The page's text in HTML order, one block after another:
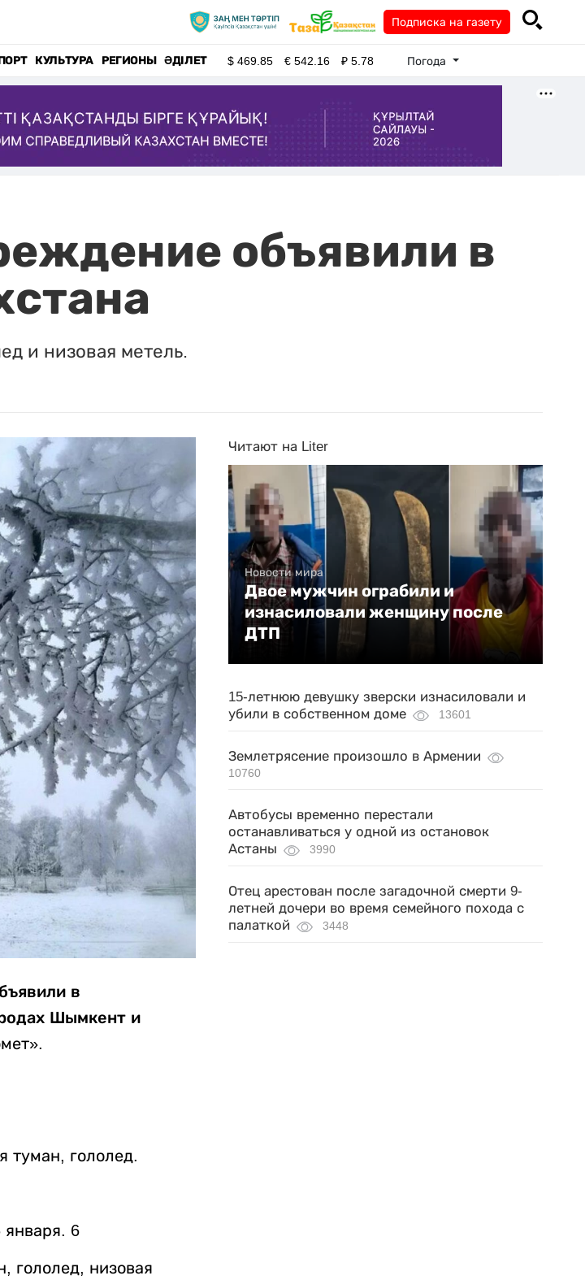
Подписка на газету
КУЛЬТУРА РЕГИОНЫ ӘДІЛЕТ $469.85 €542.16 ₽5.78 Погода
объявили в
и низовая метель.
в
Шымкент и
туман, гололед.
января. 6
гололед, низовая
Читают на Liter
Новости мира
Двое мужчин ограбили и
изнасиловали женщину после
ДТП
15-летнюю девушку зверски изнасиловали и
убили в собственном доме
13601
Землетрясение произошло в Армении
10760
Автобусы временно перестали
останавливаться у одной из остановок
Астаны
3990
Отец арестован после загадочной смерти 9-
летней дочери во время семейного похода с
палаткой
3448